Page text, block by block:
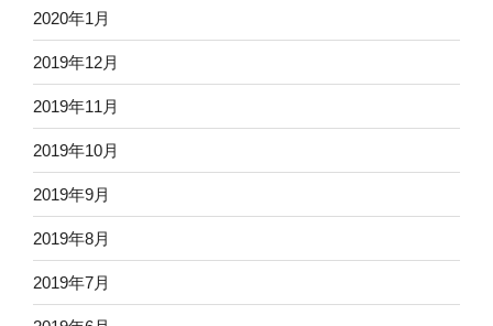
2020年1月
2019年12月
2019年11月
2019年10月
2019年9月
2019年8月
2019年7月